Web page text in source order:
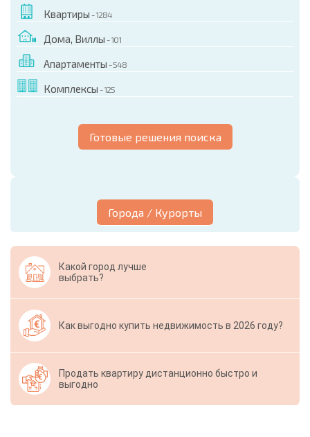
Квартиры - 1284
Дома, Виллы - 101
Апартаменты - 548
Комплексы - 125
Готовые решения поиска
Города / Курорты
Какой город лучше
выбрать?
Как выгодно купить недвижимость в 2026 году?
Продать квартиру дистанционно быстро и
выгодно